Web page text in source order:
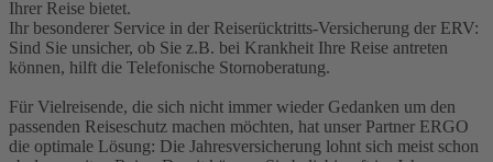
Ihrer Reise bietet.
Ihr besonderer Service in der Reiserücktritts-Versicherung der ERV:
Sind Sie unsicher, ob Sie z.B. bei Krankheit Ihre Reise antreten
können, hilft die Telefonische Stornoberatung.
Für Vielreisende, die sich nicht immer wieder Gedanken um den
passenden Reiseschutz machen möchten, hat unser Partner ERGO
die optimale Lösung: Die Jahresversicherung lohnt sich meist schon